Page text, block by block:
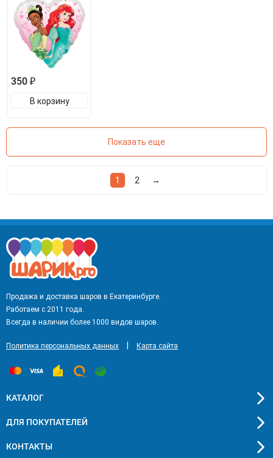
350 ₽
В корзину
Показать еще
1 2 →
Продажа и доставка шаров в Екатеринбурге.
Работаем с 2011 года.
Всегда в наличии более 1000 видов шаров.
Политика персональных данных Карта сайта
КАТАЛОГ
ДЛЯ ПОКУПАТЕЛЕЙ
КОНТАКТЫ